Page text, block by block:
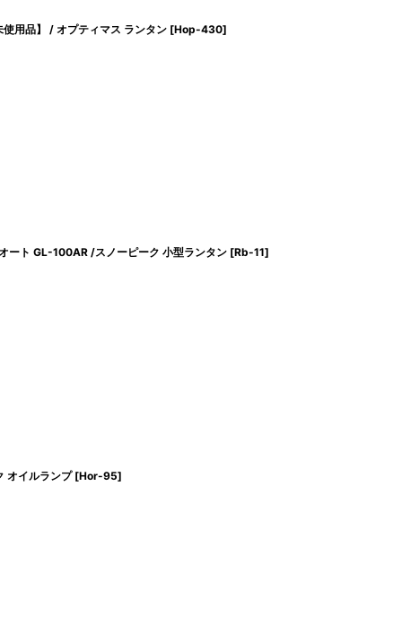
用品】 / オプティマス ランタン [Hop-430]
ート GL-100AR /スノーピーク 小型ランタン [Rb-11]
オイルランプ [Hor-95]